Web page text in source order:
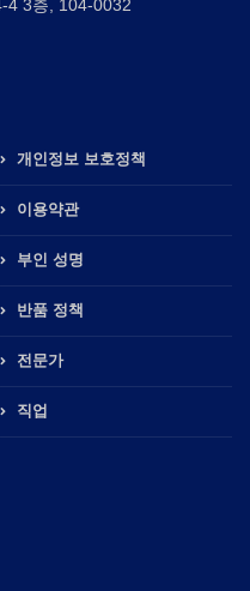
4 3층, 104-0032
개인정보 보호정책
이용약관
부인 성명
반품 정책
전문가
직업